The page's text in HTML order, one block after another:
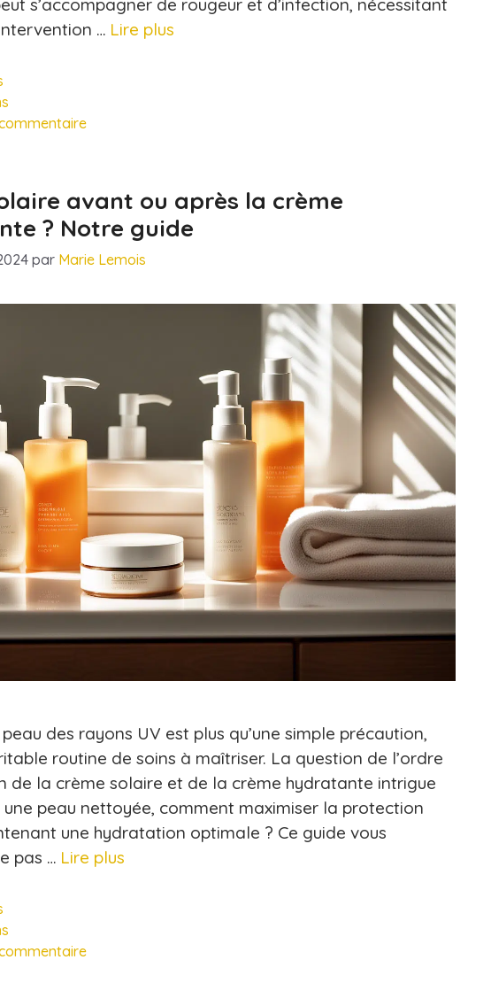
… Lire plus
avant ou après la crème
? Notre guide
par Marie Lemois
des rayons UV est plus qu’une simple précaution,
routine de soins à maîtriser. La question de l’ordre
de la crème solaire et de la crème hydratante intrigue
une peau nettoyée, comment maximiser la protection
une hydratation optimale ? Ce guide vous
pas … Lire plus